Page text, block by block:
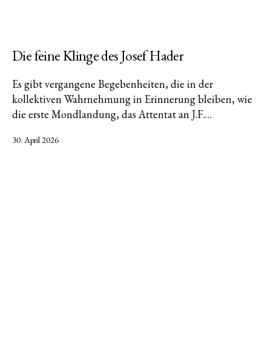
Die feine Klinge des Josef Hader
Es gibt vergangene Begebenheiten, die in der
kollektiven Wahrnehmung in Erinnerung bleiben, wie
die erste Mondlandung, das Attentat an J.F.…
Veröffentlicht
30. April 2026